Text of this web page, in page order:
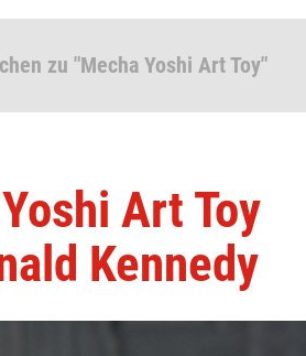
zu "Mecha Yoshi Art Toy"
Art Toy
Kennedy